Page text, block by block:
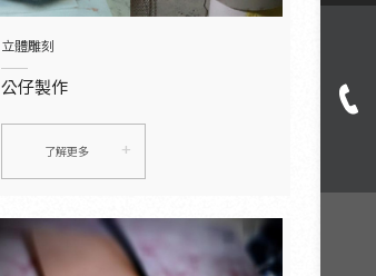
立體雕刻
公仔製作
了解更多